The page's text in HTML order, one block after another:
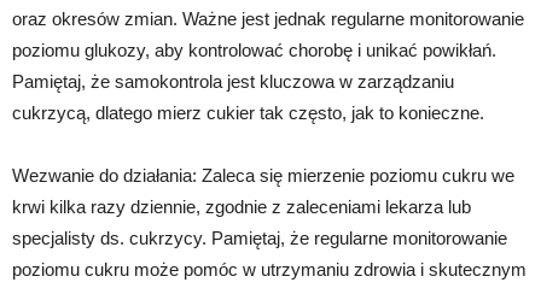
oraz okresów zmian. Ważne jest jednak regularne monitorowanie
poziomu glukozy, aby kontrolować chorobę i unikać powikłań.
Pamiętaj, że samokontrola jest kluczowa w zarządzaniu
cukrzycą, dlatego mierz cukier tak często, jak to konieczne.
Wezwanie do działania: Zaleca się mierzenie poziomu cukru we
krwi kilka razy dziennie, zgodnie z zaleceniami lekarza lub
specjalisty ds. cukrzycy. Pamiętaj, że regularne monitorowanie
poziomu cukru może pomóc w utrzymaniu zdrowia i skutecznym